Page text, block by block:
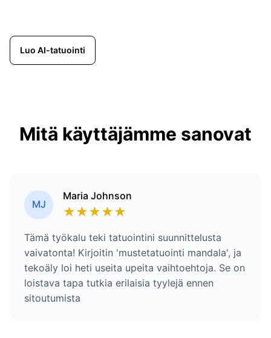
Luo AI-tatuointi
Mitä käyttäjämme sanovat
MJ
Maria Johnson
★★★★★
Tämä työkalu teki tatuointini suunnittelusta
vaivatonta! Kirjoitin 'mustetatuointi mandala', ja
tekoäly loi heti useita upeita vaihtoehtoja. Se on
loistava tapa tutkia erilaisia tyylejä ennen
sitoutumista